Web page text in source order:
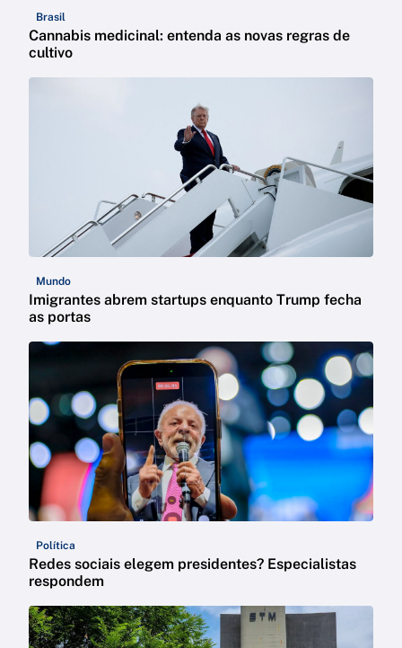
Brasil
Cannabis medicinal: entenda as novas regras de
cultivo
Mundo
Imigrantes abrem startups enquanto Trump fecha
as portas
Política
Redes sociais elegem presidentes? Especialistas
respondem